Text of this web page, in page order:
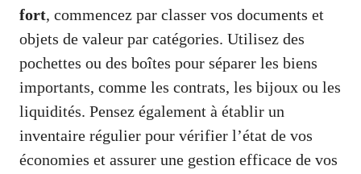
fort, commencez par classer vos documents et
objets de valeur par catégories. Utilisez des
pochettes ou des boîtes pour séparer les biens
importants, comme les contrats, les bijoux ou les
liquidités. Pensez également à établir un
inventaire régulier pour vérifier l’état de vos
économies et assurer une gestion efficace de vos